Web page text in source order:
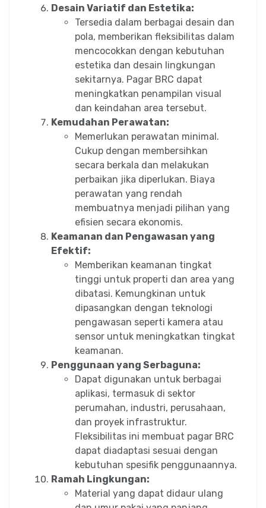
Desain Variatif dan Estetika:
Tersedia dalam berbagai desain dan
pola, memberikan fleksibilitas dalam
mencocokkan dengan kebutuhan
estetika dan desain lingkungan
sekitarnya. Pagar BRC dapat
meningkatkan penampilan visual
dan keindahan area tersebut.
Kemudahan Perawatan:
Memerlukan perawatan minimal.
Cukup dengan membersihkan
secara berkala dan melakukan
perbaikan jika diperlukan. Biaya
perawatan yang rendah
membuatnya menjadi pilihan yang
efisien secara ekonomis.
Keamanan dan Pengawasan yang
Efektif:
Memberikan keamanan tingkat
tinggi untuk properti dan area yang
dibatasi. Kemungkinan untuk
dipasangkan dengan teknologi
pengawasan seperti kamera atau
sensor untuk meningkatkan tingkat
keamanan.
Penggunaan yang Serbaguna:
Dapat digunakan untuk berbagai
aplikasi, termasuk di sektor
perumahan, industri, perusahaan,
dan proyek infrastruktur.
Fleksibilitas ini membuat pagar BRC
dapat diadaptasi sesuai dengan
kebutuhan spesifik penggunaannya.
Ramah Lingkungan:
Material yang dapat didaur ulang